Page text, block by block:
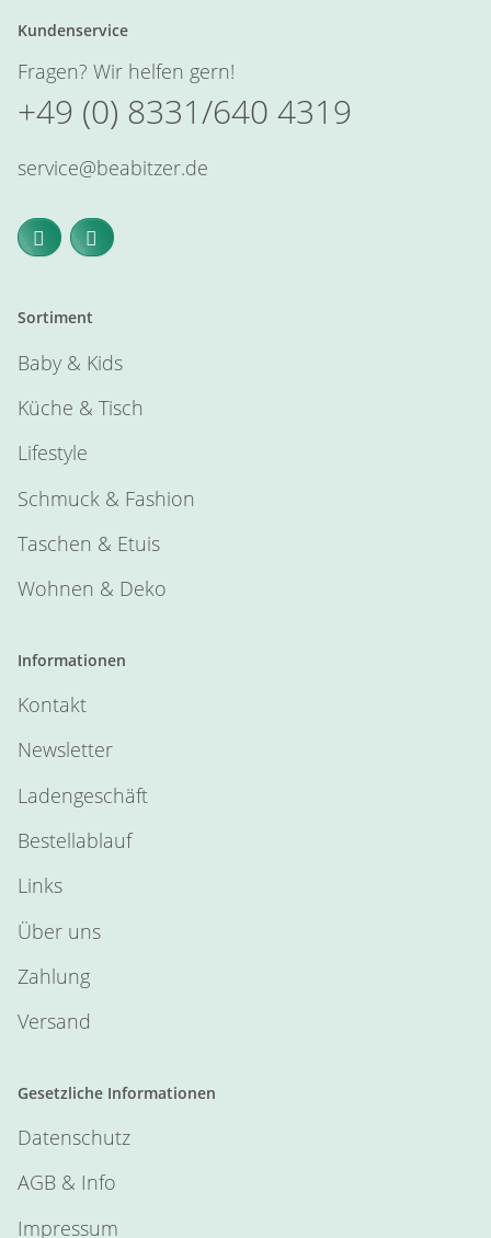
Kundenservice
Fragen? Wir helfen gern!
+49 (0) 8331/640 4319
service@beabitzer.de
Sortiment
Baby & Kids
Küche & Tisch
Lifestyle
Schmuck & Fashion
Taschen & Etuis
Wohnen & Deko
Informationen
Kontakt
Newsletter
Ladengeschäft
Bestellablauf
Links
Über uns
Zahlung
Versand
Gesetzliche Informationen
Datenschutz
AGB & Info
Impressum